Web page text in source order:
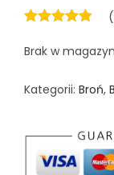
(
Brak w
Kategorii: Broń,